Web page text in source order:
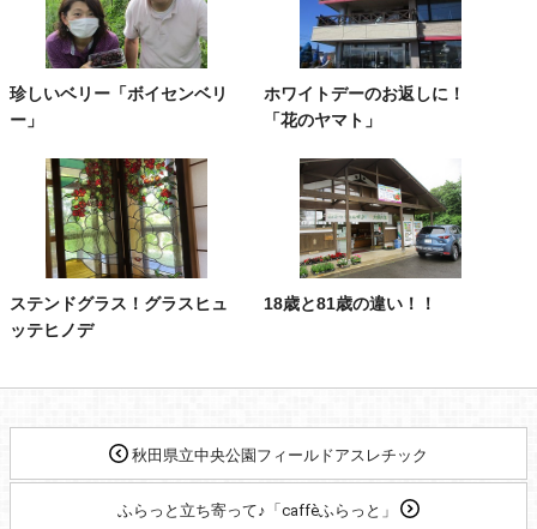
珍しいベリー「ボイセンベリ
ー」
ホワイトデーのお返しに！
「花のヤマト」
ステンドグラス！グラスヒュ
ッテヒノデ
18歳と81歳の違い！！
秋田県立中央公園フィールドアスレチック
ふらっと立ち寄って♪「caffèふらっと」